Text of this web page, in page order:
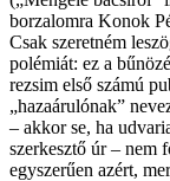
borzalomra Konok
Csak szeretném
polémiát: ez a
rezsim első számú
„hazaárulónak”
– akkor se, ha
szerkesztő úr – nem
egyszerűen azért,